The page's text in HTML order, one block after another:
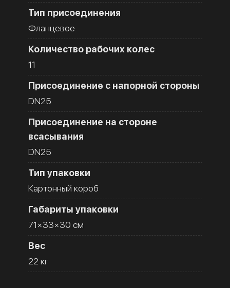
Тип присоединения
Фланцевое
Количество рабочих колес
11
Присоединение с напорной стороны
DN25
Присоединение на стороне
всасывания
DN25
Тип упаковки
Картонный короб
Габариты упаковки
71×33×30 см
Вес
22 кг